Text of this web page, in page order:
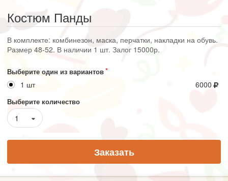
Костюм Панды
В комплекте: комбинезон, маска, перчатки, накладки на обувь.
Размер 48-52. В наличии 1 шт. Залог 15000р.
Выберите один из вариантов
1 шт 6000
Выберите количество
1
Заказать